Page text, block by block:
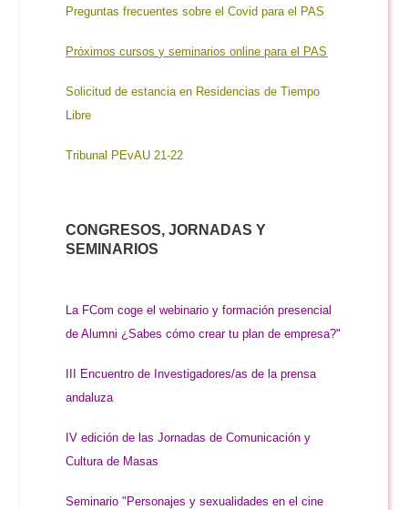
Preguntas frecuentes sobre el Covid para el PAS
Próximos cursos y seminarios online para el PAS
Solicitud de estancia en Residencias de Tiempo
Libre
Tribunal PEvAU 21-22
CONGRESOS, JORNADAS Y
SEMINARIOS
La FCom coge el webinario y formación presencial
de Alumni ¿Sabes cómo crear tu plan de empresa?"
III Encuentro de Investigadores/as de la prensa
andaluza
IV edición de las Jornadas de Comunicación y
Cultura de Masas
Seminario "Personajes y sexualidades en el cine